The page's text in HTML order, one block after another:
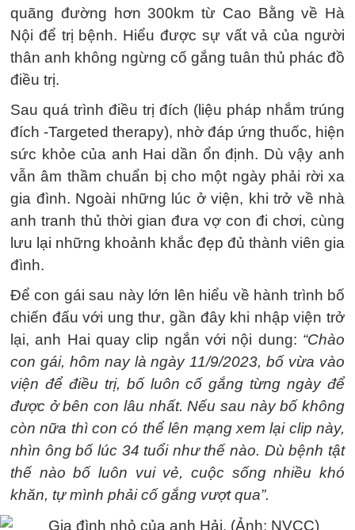
quãng đường hơn 300km từ Cao Bằng về Hà
Nội để trị bệnh. Hiểu được sự vất vả của người
thân anh không ngừng cố gắng tuân thủ phác đồ
điều trị.
Sau quá trình điều trị đích (liệu pháp nhắm trúng
đích -Targeted therapy), nhờ đáp ứng thuốc, hiện
sức khỏe của anh Hai dần ổn định. Dù vậy anh
vẫn âm thầm chuẩn bị cho một ngày phải rời xa
gia đình. Ngoài những lúc ở viện, khi trở về nhà
anh tranh thủ thời gian đưa vợ con đi chơi, cùng
lưu lại những khoảnh khắc đẹp đủ thành viên gia
đình.
Để con gái sau này lớn lên hiểu về hành trình bố
chiến đấu với ung thư, gần đây khi nhập viện trở
lại, anh Hai quay clip ngắn với nội dung: “Chào
con gái, hôm nay là ngày 11/9/2023, bố vừa vào
viện để điều trị, bố luôn cố gắng từng ngày để
được ở bên con lâu nhất. Nếu sau này bố không
còn nữa thì con có thể lên mạng xem lại clip này,
nhìn ông bố lúc 34 tuổi như thế nào. Dù bệnh tật
thế nào bố luôn vui vẻ, cuộc sống nhiều khó
khăn, tự mình phải cố gắng vượt qua”.